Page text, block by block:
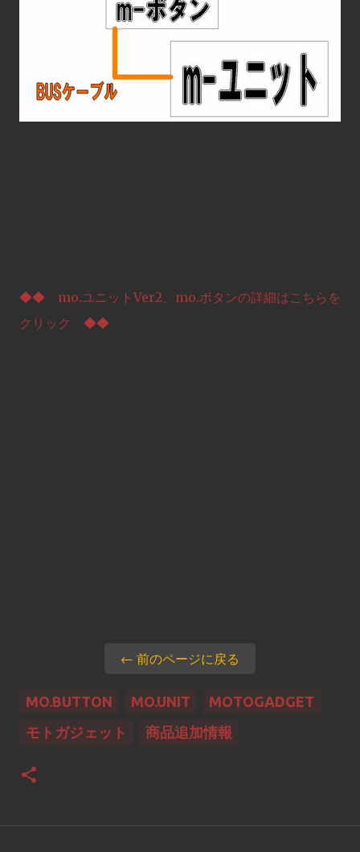
◆◆ mo.ユニットVer2、mo.ボタンの詳細はこちらを
クリック ◆◆
← 前のページに戻る
MO.BUTTON MO.UNIT
MOTOGADGET
モトガジェット
商品追加情報